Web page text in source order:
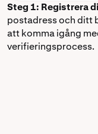
Steg 1: Registrera
postadress och ditt
att komma igång
verifieringsprocess.